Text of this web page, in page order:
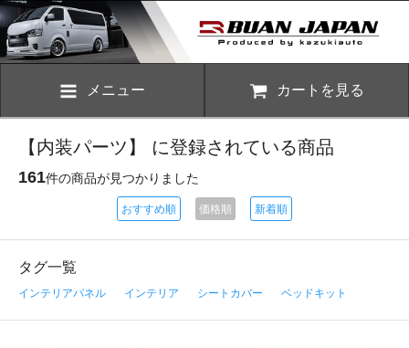
メニュー カートを見る
【内装パーツ】 に登録されている商品
161件の商品が見つかりました
おすすめ順 価格順 新着順
タグ一覧
インテリアパネル インテリア シートカバー ベッドキット